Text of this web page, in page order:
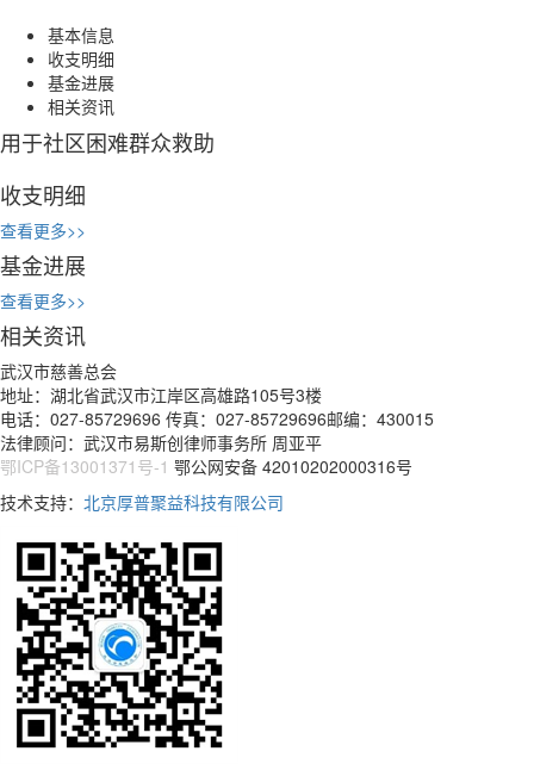
基本信息
收支明细
基金进展
相关资讯
用于社区困难群众救助
收支明细
查看更多>>
基金进展
查看更多>>
相关资讯
武汉市慈善总会
地址：湖北省武汉市江岸区高雄路105号3楼
电话：027-85729696 传真：027-85729696邮编：430015
法律顾问：武汉市易斯创律师事务所 周亚平
鄂ICP备13001371号-1 鄂公网安备 42010202000316号
技术支持： 北京厚普聚益科技有限公司